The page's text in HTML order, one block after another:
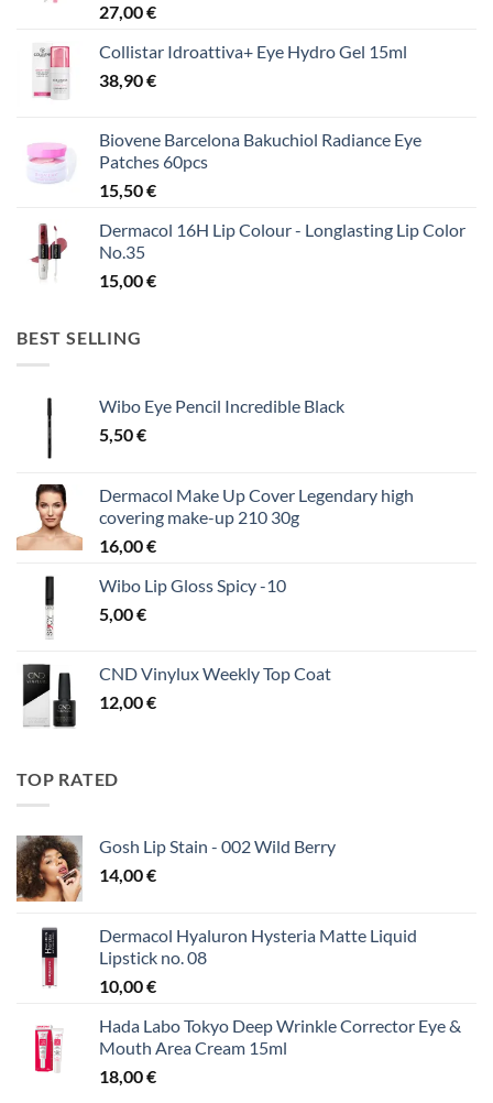
27,00€
Collistar Idroattiva+ Eye Hydro Gel 15ml
38,90€
Biovene Barcelona Bakuchiol Radiance Eye
Patches 60pcs
15,50€
Dermacol 16H Lip Colour - Longlasting Lip Color
No.35
15,00€
BEST SELLING
Wibo Eye Pencil Incredible Black
5,50€
Dermacol Make Up Cover Legendary high
covering make-up 210 30g
16,00€
Wibo Lip Gloss Spicy -10
5,00€
CND Vinylux Weekly Top Coat
12,00€
TOP RATED
Gosh Lip Stain - 002 Wild Berry
14,00€
Dermacol Hyaluron Hysteria Matte Liquid
Lipstick no. 08
10,00€
Hada Labo Tokyo Deep Wrinkle Corrector Eye &
Mouth Area Cream 15ml
18,00€